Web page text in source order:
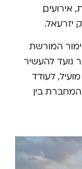
אירועים,
יזרעאל.
המורשת
נועד להעשיר
לעודד
המחברת בין